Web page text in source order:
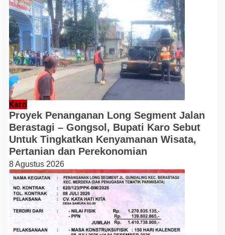
Karo
Proyek Penanganan Long Segment Jalan
Berastagi – Gongsol, Bupati Karo Sebut
Untuk Tingkatkan Kenyamanan Wisata,
Pertanian dan Perekonomian
8 Agustus 2026